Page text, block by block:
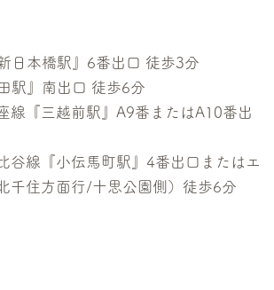
日本橋駅』6番出口 徒歩3分
駅』南出口 徒歩6分
線『三越前駅』A9番またはA10番出
谷線『小伝馬町駅』4番出口またはエ
千住方面行/十思公園側）徒歩6分